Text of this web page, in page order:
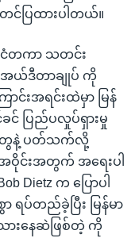
ပြထားပါတယ်။
င်ငံတကာ သတင်း
ယ်ဒီတာချုပ် ကို
ာင်းအရင်းထဲမှာ မြန်
ခင် ပြည်ပလှုပ်ရှားမှု
တွေနဲ့ ပတ်သက်လို့
ဝိုင်းအတွက် အရေးပါ
Dietz က ပြောပါ
ာ ရပ်တည်ခဲ့ပြီး မြန်မာ
းနေဆဲဖြစ်တဲ့ ကို